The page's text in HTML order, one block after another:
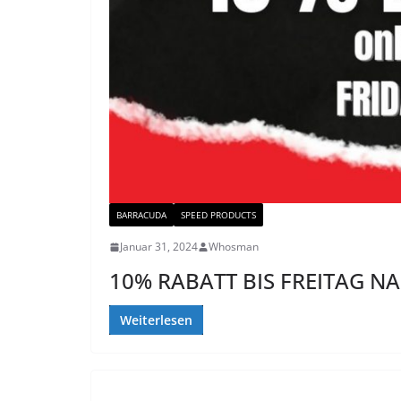
BARRACUDA SPEED PRODUCTS
Januar 31, 2024 Whosman
10% RABATT BIS FREITAG
Weiterlesen